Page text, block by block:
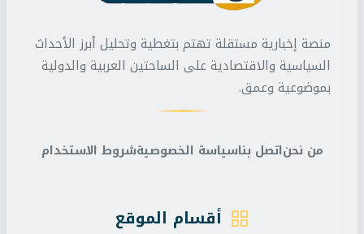
منصة إخبارية مستقلة تهتم بتغطية وتحليل أبرز الأحداث
السياسية والاقتصادية على الساحتين العربية والدولية
بموضوعية وعمق.
من نحناتصل بناسياسة الخصوصيةشروط الاستخدام
أقسام الموقع